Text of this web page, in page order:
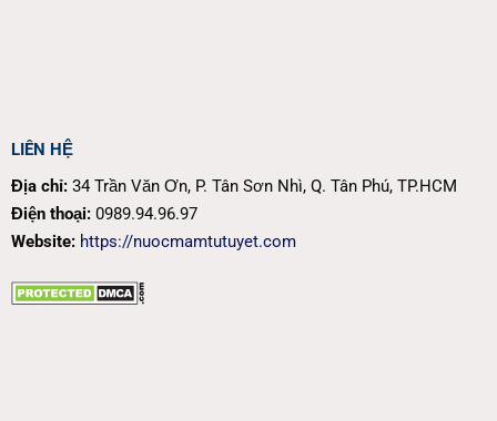
LIÊN HỆ
Địa chỉ:34 Trần Văn Ơn, P. Tân Sơn Nhì, Q. Tân Phú, TP.HCM
Điện thoại:0989.94.96.97
Website: https://nuocmamtutuyet.com